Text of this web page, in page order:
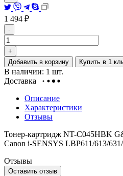
1 494 ₽
-
+
Добавить в корзину
Купить в 1
В наличии: 1 шт.
Доставка
Описание
Характеристики
Отзывы
Тонер-картридж NT-C045HBK
Canon i-SENSYS LBP611/613/
Отзывы
Оставить отзыв